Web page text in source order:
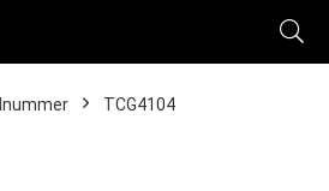
‎TCG4104